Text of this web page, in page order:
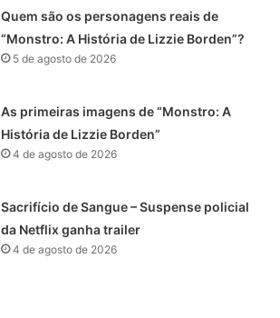
Quem são os personagens reais de
“Monstro: A História de Lizzie Borden”?
5 de agosto de 2026
As primeiras imagens de “Monstro: A
História de Lizzie Borden”
4 de agosto de 2026
Sacrifício de Sangue – Suspense policial
da Netflix ganha trailer
4 de agosto de 2026